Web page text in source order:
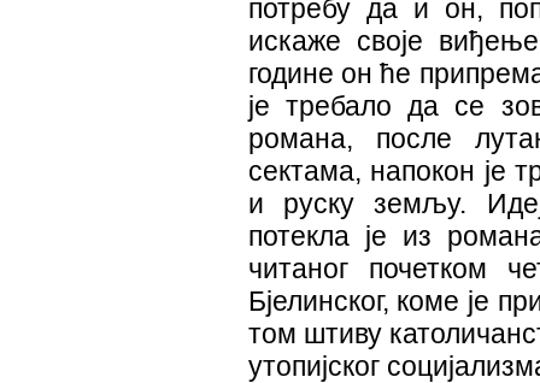
потребу да и он,
искаже своје
године он ће
је требало да се
романа, после
сектама, напокон је
и руску земљу.
потекла је из
читаног почетком
Бјелинског, коме је
том штиву
утопијског